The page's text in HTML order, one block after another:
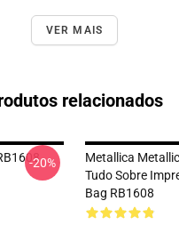
VER MAIS
relacionados
-20%
Metallica
Tudo Sobre
Bag RB1608